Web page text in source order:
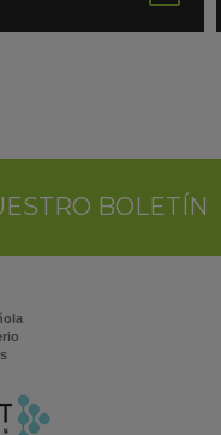
en
BOLETÍN